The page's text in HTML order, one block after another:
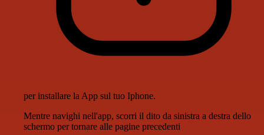
per installare la App sul tuo Iphone.
Mentre navighi nell'app, scorri il dito da sinistra a destra dello
schermo per tornare alle pagine precedenti